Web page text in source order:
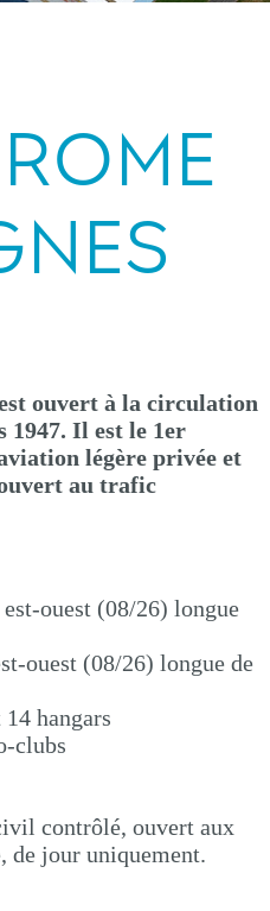
ouvert à la circulation
1947. Il est le 1er
légère privée et
au trafic
ouest (08/26) longue
ouest (08/26) longue de
hangars
clubs
contrôlé, ouvert aux
de jour uniquement.